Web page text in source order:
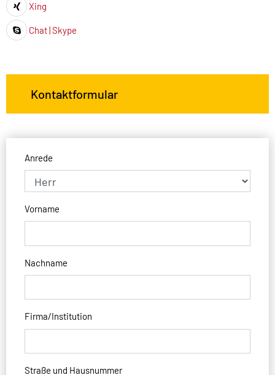
Icon
Xing
Icon
Chat | Skype
Kontaktformular
Anrede
Vorname
Nachname
Firma/Institution
Straße und Hausnummer